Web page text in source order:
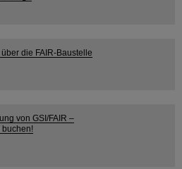
die FAIR-Baustelle
von GSI/FAIR –
buchen!